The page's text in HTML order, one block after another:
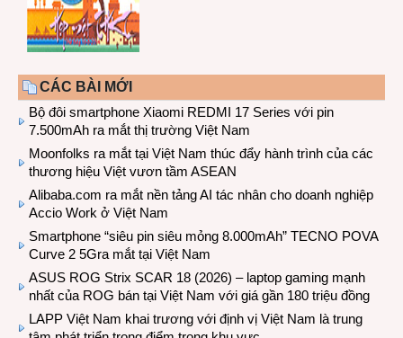
CÁC BÀI MỚI
Bộ đôi smartphone Xiaomi REDMI 17 Series với pin
7.500mAh ra mắt thị trường Việt Nam
Moonfolks ra mắt tại Việt Nam thúc đẩy hành trình của các
thương hiệu Việt vươn tầm ASEAN
Alibaba.com ra mắt nền tảng AI tác nhân cho doanh nghiệp
Accio Work ở Việt Nam
Smartphone “siêu pin siêu mỏng 8.000mAh” TECNO POVA
Curve 2 5Gra mắt tại Việt Nam
ASUS ROG Strix SCAR 18 (2026) – laptop gaming mạnh
nhất của ROG bán tại Việt Nam với giá gần 180 triệu đồng
LAPP Việt Nam khai trương với định vị Việt Nam là trung